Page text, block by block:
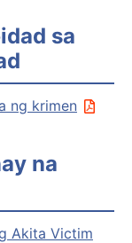
sa
ng krimen
na
Akita Victim